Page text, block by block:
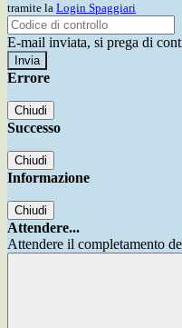
tramite la Login Spaggiari
E-mail inviata, si prega di
Errore
Chiudi
Successo
Chiudi
Informazione
Chiudi
Attendere...
Attendere il completamento